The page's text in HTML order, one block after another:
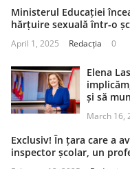
Ministerul Educației
hărțuire sexuală într-o
April 1, 2025 Redacția 0
Elena
și să
March 16,
Exclusiv! În țara care a
inspector școlar, un